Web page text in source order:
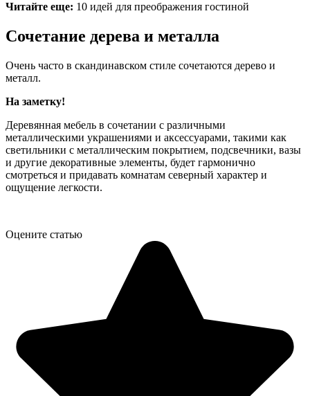
Читайте еще: 10 идей для преображения гостиной
Сочетание дерева и металла
Очень часто в скандинавском стиле сочетаются дерево и
металл.
На заметку!
Деревянная мебель в сочетании с различными
металлическими украшениями и аксессуарами, такими как
светильники с металлическим покрытием, подсвечники, вазы
и другие декоративные элементы, будет гармонично
смотреться и придавать комнатам северный характер и
ощущение легкости.
Оцените статью